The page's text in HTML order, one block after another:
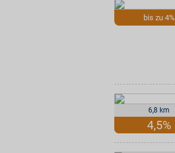
bis zu 4%
6,8 km
4,5%